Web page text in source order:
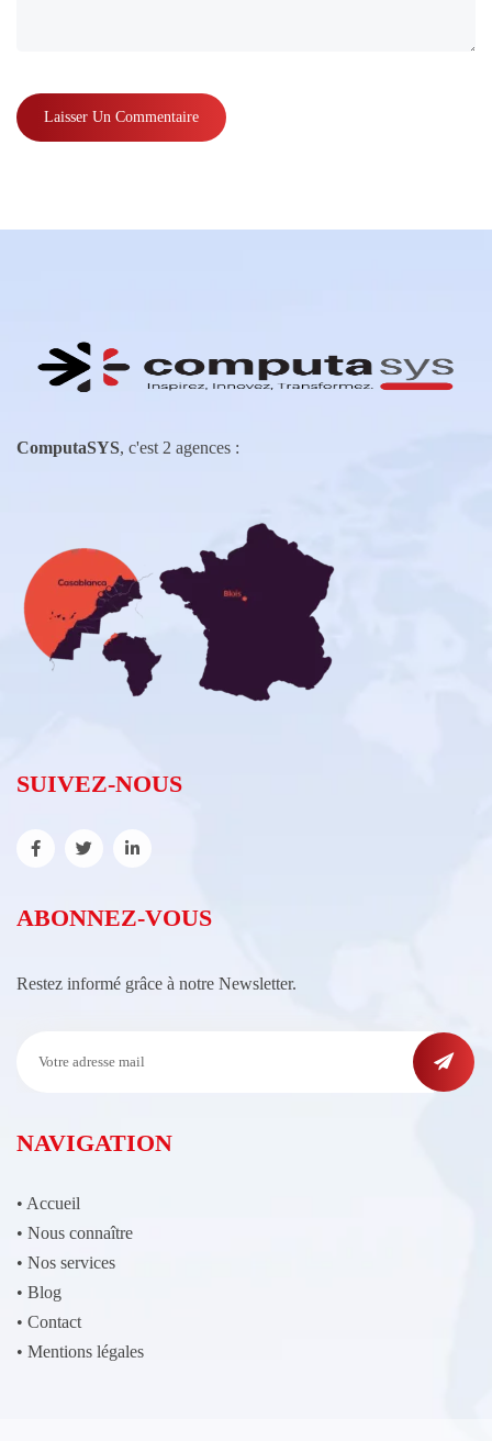
ComputaSYS, c'est 2 agences :
SUIVEZ-NOUS
ABONNEZ-VOUS
Restez informé grâce à notre Newsletter.
NAVIGATION
• Accueil
• Nous connaître
• Nos services
• Blog
• Contact
• Mentions légales